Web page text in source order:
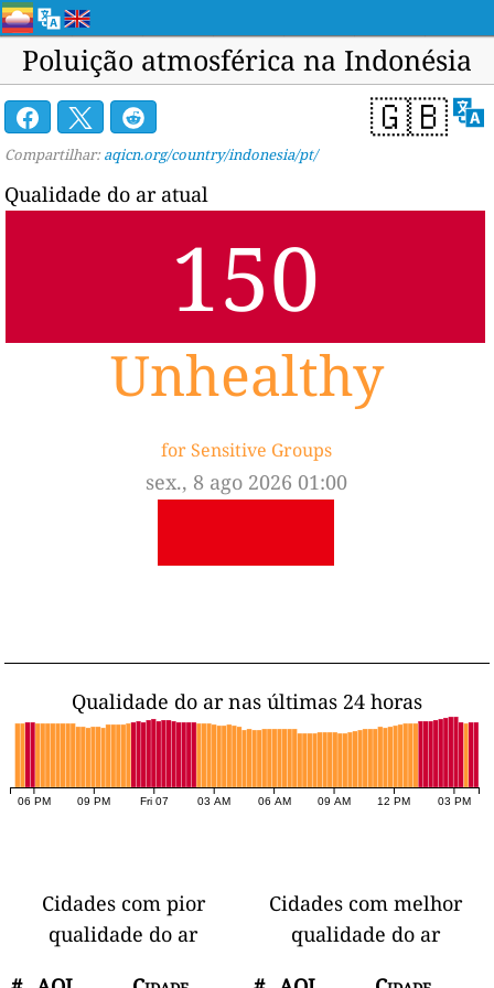
Poluição atmosférica na Indonésia
🇬🇧
Compartilhar: aqicn.org/country/indonesia/pt/
Qualidade do ar atual
150
Unhealthy
for Sensitive Groups
sex., 8 ago 2026 01:00
Qualidade do ar nas últimas 24 horas
06 PM 09 PM Fri 07 03 AM 06 AM 09 AM 12 PM 03 PM
Cidades com pior
qualidade do ar
Cidades com melhor
qualidade do ar